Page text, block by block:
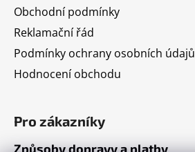
Obchodní podmínky
Reklamační řád
Podmínky ochrany osobních údajů
Hodnocení obchodu
Pro zákazníky
Způsoby dopravy a platby